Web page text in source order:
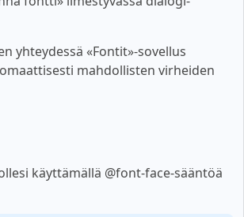
yhteydessä «Fontit»-sovellus
mahdollisten virheiden
käyttämällä @font-face-sääntöä